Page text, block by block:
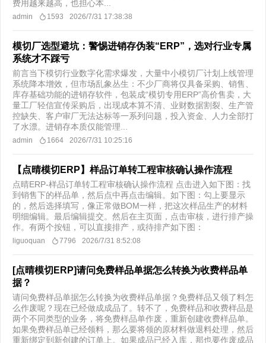
费用越来越高，也担心本...
admin 1593 2026/7/31 17:38:38
模切厂选型避坑：警惕进销存伪装“ERP”，选对行业专属
系统才不踩亏
前言当下模切行业数字化需求爆发，大量中小模切厂计划上线管理
系统降本增效，但市场乱象丛生：不少厂商将仅具备采购、销售、
库存基础功能的进销存软件，包装成“模切专用ERP”高价售卖，大
量工厂轻信宣传采购后，出现成本算不清、业财数据割裂、生产管
控缺失、客户审厂无法达标等一系列问题，投入资金、人力全部打
了水漂。进销存本质仅能管理...
admin 1664 2026/7/31 10:25:16
【点晴模切ERP】样品订单转工程审核确认操作流程
点晴ERP-样品订单转工程审核确认操作流程 点击进入如下图：找
到销售下的样品单，然后点中再点击编辑。如下图：勾上要显示
的，然后选择填写，像正常做BOM一样，把这次样品生产的材料
明细编辑。最后编辑提交。然后在主页面，点击审核，进行排产操
作。有两个按钮，可以直接排产，或待排产如下图：
liguoquan 7796 2026/7/31 8:52:08
[点晴模切ERP]请问免费样品单据怎么转换为收费样品单
据？
请问免费样品单据怎么转换为收费样品单据？免费样品又领了料怎
么作废呢？现在已经做成成品了。转不了，免费样品和收费样品是
两个不同类型的业务，将免费样品单作废，重新创建收费样品单。
如果免费样品单已经领料，那么要将领的原材料做退料处理，然后
重新绑定到新创建的订单上。如果成品已经入库，那也要作废成品